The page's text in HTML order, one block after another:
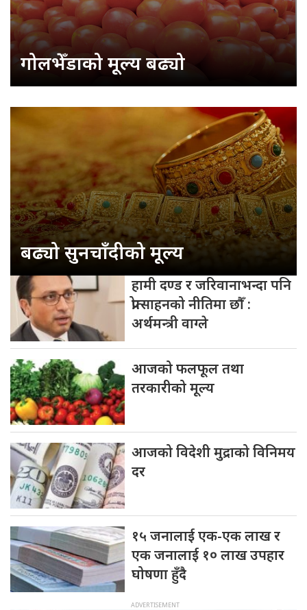
गोलभेँडाको मूल्य बढ्यो
बढ्यो सुनचाँदीको मूल्य
हामी दण्ड र जरिवानाभन्दा पनि
प्रोत्साहनको नीतिमा छौँ :
अर्थमन्त्री वाग्ले
आजको फलफूल तथा
तरकारीको मूल्य
आजको विदेशी मुद्राको विनिमय
दर
१५ जनालाई एक-एक लाख र
एक जनालाई १० लाख उपहार
घोषणा हुँदै